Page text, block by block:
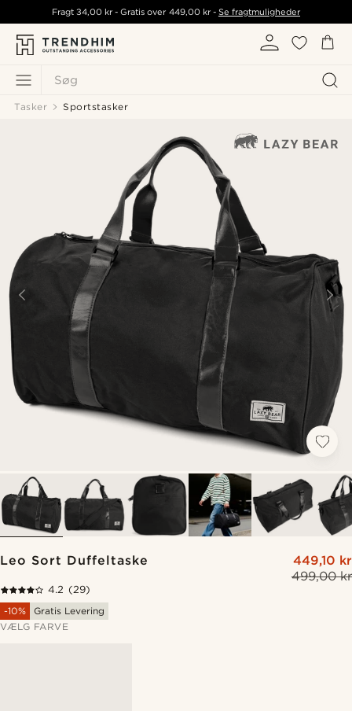
Søg
Fragt34,00 kr - Gratis over 449,00 kr- Se fragtmuligheder
Tasker Sportstasker
Leo Sort Duffeltaske
499,00 kr
449,10 kr
4.2 (29)
-10%
Gratis Levering
VÆLG FARVE